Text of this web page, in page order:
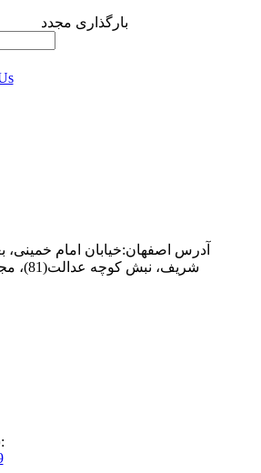
بارگذاری مجدد
آدرس اصفهان:خیابان امام خمینی،
شریف،
: